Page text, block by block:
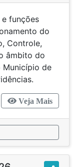
funções
do
Controle,
âmbito do
Município de
Veja Mais